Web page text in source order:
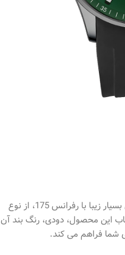
ساعت اورینتال مردانه کد O.SH175G-0036، ساعتی بسیار زیبا با رفرانس 175، از نوع
این محصول، دودی، رنگ بند آن
شما فراهم می کند.